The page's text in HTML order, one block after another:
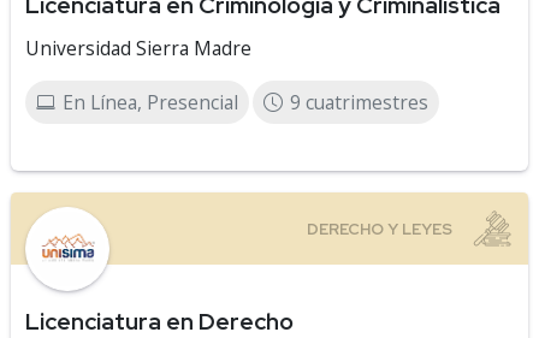
Universidad Sierra Madre
En Línea, Presencial 9 cuatrimestres
Licenciatura en Derecho